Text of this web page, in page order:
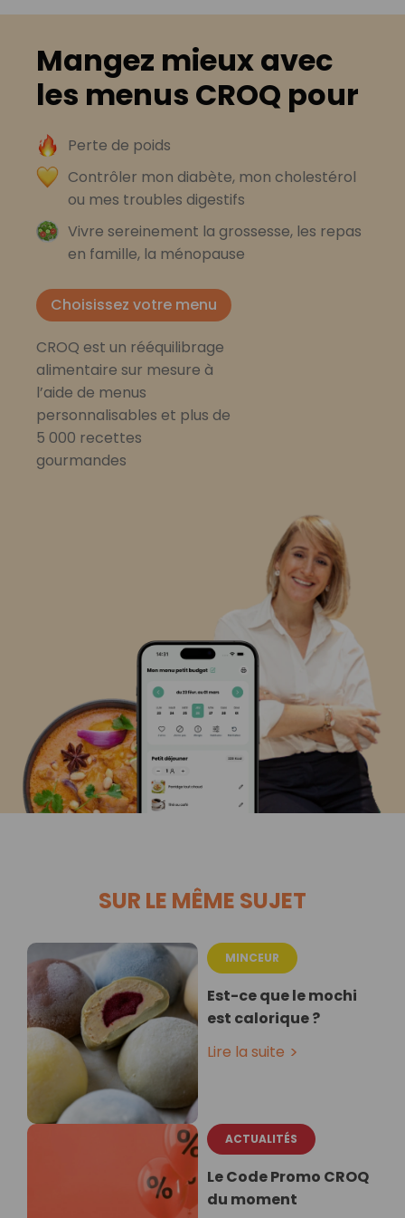
Mangez mieux avec
les menus CROQ pour
Perte de poids
Contrôler mon diabète, mon cholestérol
ou mes troubles digestifs
Vivre sereinement la grossesse, les repas
en famille, la ménopause
Choisissez votre menu
CROQ est un rééquilibrage
alimentaire sur mesure à
l’aide de menus
personnalisables et plus de
5 000 recettes
gourmandes
SUR LE MÊME SUJET
MINCEUR
Est-ce que le mochi
est calorique ?
Lire la suite
ACTUALITÉS
Le Code Promo CROQ
du moment